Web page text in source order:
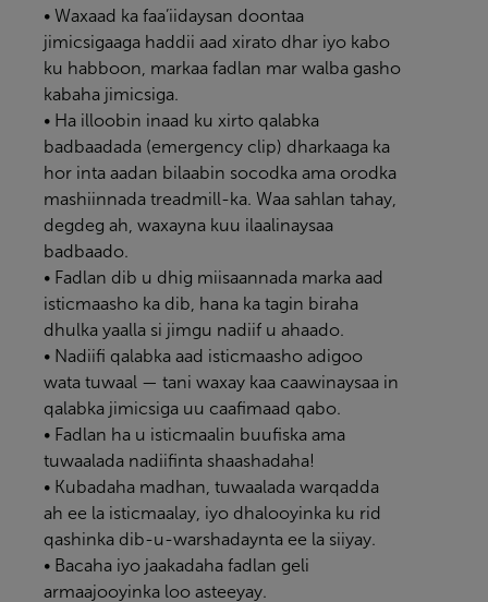
• Waxaad ka faa’iidaysan doontaa
jimicsigaaga haddii aad xirato dhar iyo kabo
ku habboon, markaa fadlan mar walba gasho
kabaha jimicsiga.
• Ha illoobin inaad ku xirto qalabka
badbaadada (emergency clip) dharkaaga ka
hor inta aadan bilaabin socodka ama orodka
mashiinnada treadmill-ka. Waa sahlan tahay,
degdeg ah, waxayna kuu ilaalinaysaa
badbaado.
• Fadlan dib u dhig miisaannada marka aad
isticmaasho ka dib, hana ka tagin biraha
dhulka yaalla si jimgu nadiif u ahaado.
• Nadiifi qalabka aad isticmaasho adigoo
wata tuwaal — tani waxay kaa caawinaysaa in
qalabka jimicsiga uu caafimaad qabo.
• Fadlan ha u isticmaalin buufiska ama
tuwaalada nadiifinta shaashadaha!
• Kubadaha madhan, tuwaalada warqadda
ah ee la isticmaalay, iyo dhalooyinka ku rid
qashinka dib-u-warshadaynta ee la siiyay.
• Bacaha iyo jaakadaha fadlan geli
armaajooyinka loo asteeyay.